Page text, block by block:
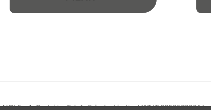
S.p.A. Projekt E.info@davinci.bz.it VAT IT 02595720216